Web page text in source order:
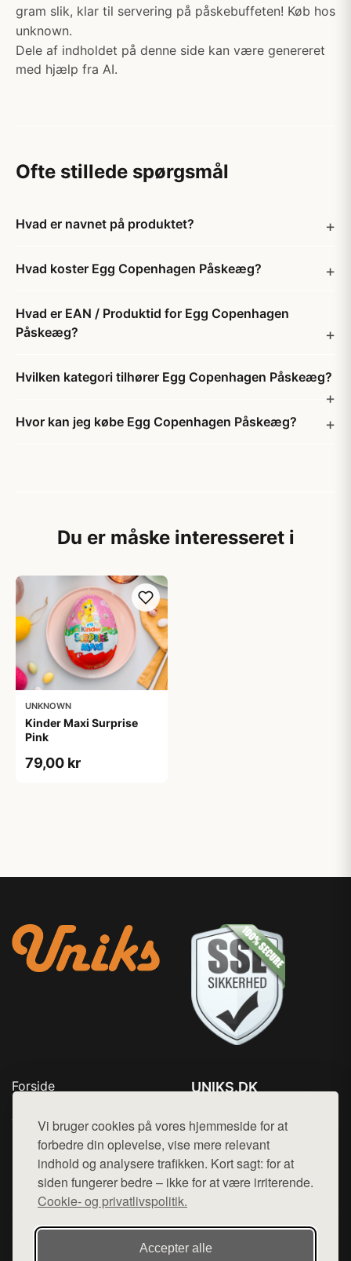
Vi bruger cookies på vores hjemmeside for at
forbedre din oplevelse, vise mere relevant
indhold og analysere trafikken. Kort sagt: for at
siden fungerer bedre – ikke for at være irriterende.
Cookie- og privatlivspolitik.
Accepter alle
gram slik, klar til servering på påskebuffeten! Køb hos
unknown.
Dele af indholdet på denne side kan være genereret
med hjælp fra AI.
Ofte stillede spørgsmål
Hvad er navnet på produktet?
Hvad koster Egg Copenhagen Påskeæg?
Hvad er EAN / Produktid for Egg Copenhagen
Påskeæg?
Hvilken kategori tilhører Egg Copenhagen Påskeæg?
Hvor kan jeg købe Egg Copenhagen Påskeæg?
Du er måske interesseret i
UNKNOWN
Kinder Maxi Surprise
Pink
79,00 kr
Forside
Top Rabatter
Kontakt
UNIKS.DK
Mail: hej@want.dk
Cookie- og privatlivspolitik
Denne side er en del af want.dk, der udgiver en række